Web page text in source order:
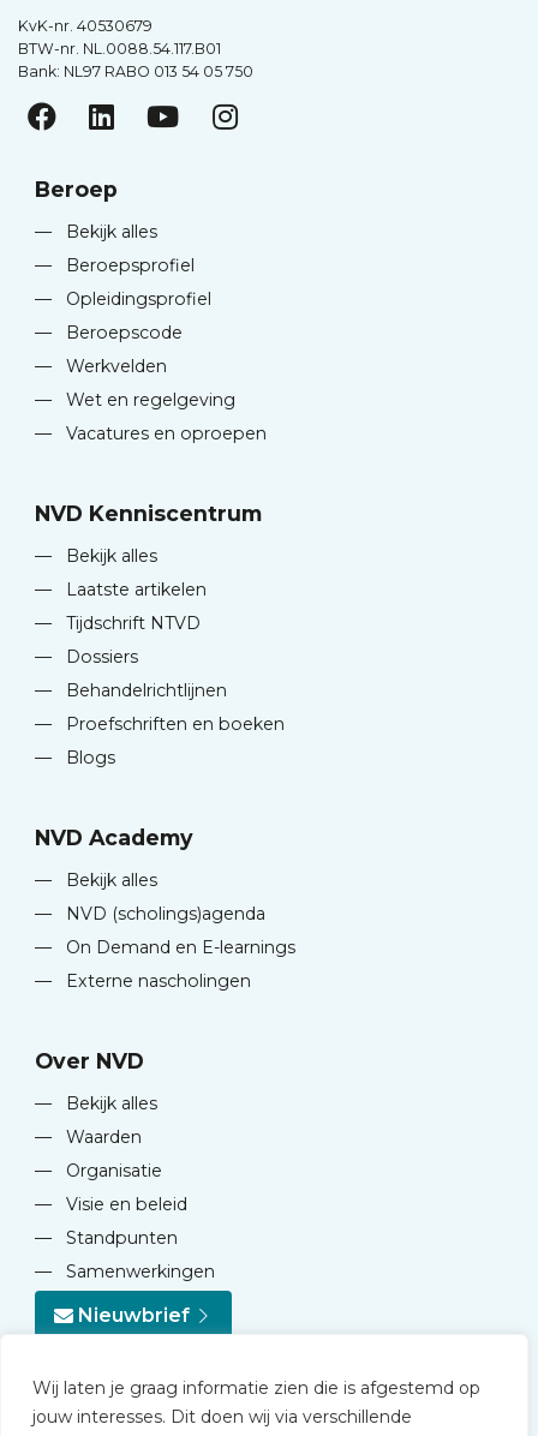
Wij laten je graag informatie zien die is afgestemd op
jouw interesses. Dit doen wij via verschillende
KvK-nr. 40530679
BTW-nr. NL.0088.54.117.B01
Bank: NL97 RABO 013 54 05 750
Beroep
—
Bekijk alles
—
Beroepsprofiel
—
Opleidingsprofiel
—
Beroepscode
—
Werkvelden
—
Wet en regelgeving
—
Vacatures en oproepen
NVD Kenniscentrum
—
Bekijk alles
—
Laatste artikelen
—
Tijdschrift NTVD
—
Dossiers
—
Behandelrichtlijnen
—
Proefschriften en boeken
—
Blogs
NVD Academy
—
Bekijk alles
—
NVD (scholings)agenda
—
On Demand en E-learnings
—
Externe nascholingen
Over NVD
—
Bekijk alles
—
Waarden
—
Organisatie
—
Visie en beleid
—
Standpunten
—
Samenwerkingen
Nieuwbrief